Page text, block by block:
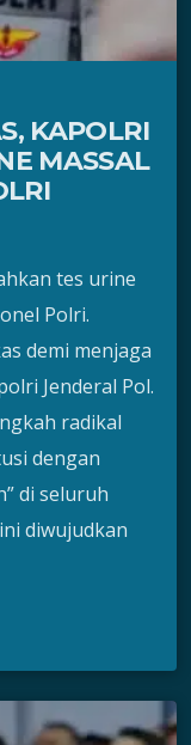
KAPOLRI
MASSAL
tes urine
Polri.
demi menjaga
Jenderal Pol.
radikal
dengan
di seluruh
diwujudkan